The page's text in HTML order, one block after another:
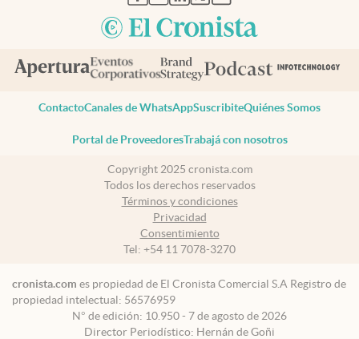
ContactoCanales de WhatsAppSuscribiteQuiénes Somos
Portal de ProveedoresTrabajá con nosotros
Copyright 2025 cronista.com
Todos los derechos reservados
Términos y condiciones
Privacidad
Consentimiento
Tel: +54 11 7078-3270
cronista.com es propiedad de El Cronista Comercial S.A Registro de
propiedad intelectual: 56576959
N° de edición: 10.950 - 7 de agosto de 2026
Director Periodístico: Hernán de Goñi